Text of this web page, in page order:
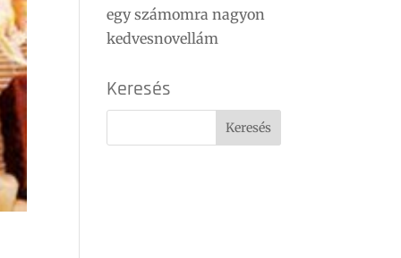
egy számomra nagyon
kedvesnovellám
Keresés